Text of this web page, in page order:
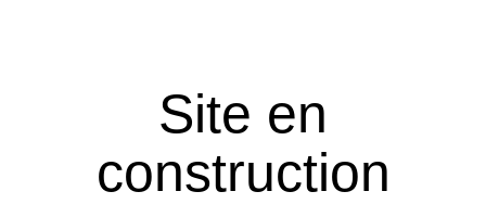
Site en
construction